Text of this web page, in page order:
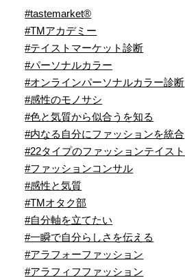
#tastemarket®︎
#TMアカデミー
#テイストマーケット診断
#パーソナルカラー
#オンラインパーソナルカラー診断
#感性のモノサシ
#色と気質から似合うを知る
#内なる自分にファッションを統合
#22タイプのファッションテイスト
#ファッションコンサル
#感性と気質
#TMオタク部
#自分軸を立てたい
#一瞬で自分らしさを伝える
#アラフォーファッション
#アラフィフファッション